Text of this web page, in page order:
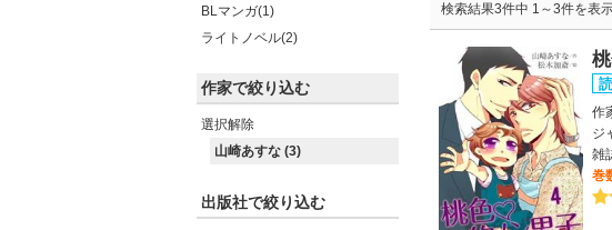
BLマンガ(1)
ライトノベル(2)
作家で絞り込む
選択解除
山崎あすな (3)
出版社で絞り込む
検索結果3件中 1～3件を表
作
ジ
雑
巻